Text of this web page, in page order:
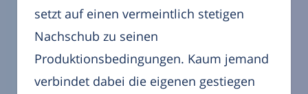
setzt auf einen vermeintlich stetigen
Nachschub zu seinen
Produktionsbedingungen. Kaum jemand
verbindet dabei die eigenen gestiegen